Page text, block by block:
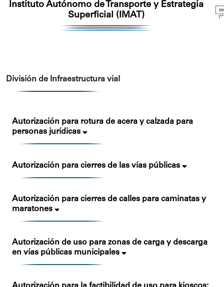
Instituto Autónomo de Transporte y Estrategia
Superficial (IMAT)
División de Infraestructura vial
Autorización para rotura de acera y calzada para
personas jurídicas
Autorización para cierres de las vías públicas
Autorización para cierres de calles para caminatas y
maratones
Autorización de uso para zonas de carga y descarga
en vías públicas municipales